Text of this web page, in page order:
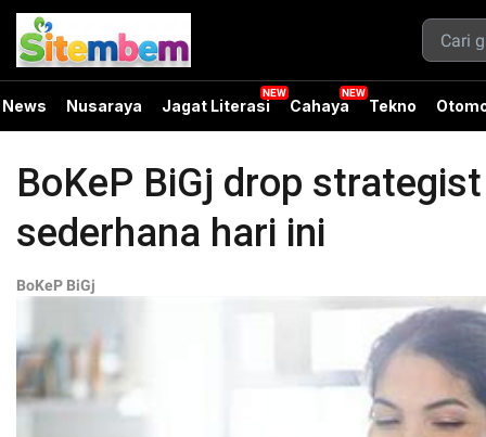
News Nusaraya Jagat Literasi Cahaya Tekno
BoKeP BiGj drop
sederhana hari ini
BoKeP BiGj